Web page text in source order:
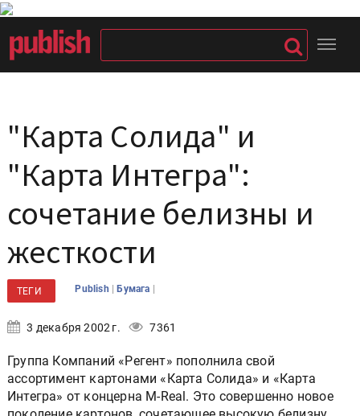
"Карта Солида" и
"Карта Интегра":
сочетание белизны и
жесткости
ТЕГИ Publish |Бумага |
3 декабря 2002 г. 7361
Группа Компаний «Регент» пополнила свой
ассортимент картонами «Карта Солида» и «Карта
Интегра» от концерна M-Real. Это совершенно новое